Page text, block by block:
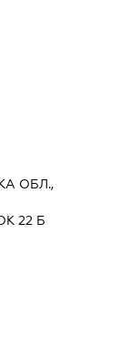
ОБЛ.,
22 Б